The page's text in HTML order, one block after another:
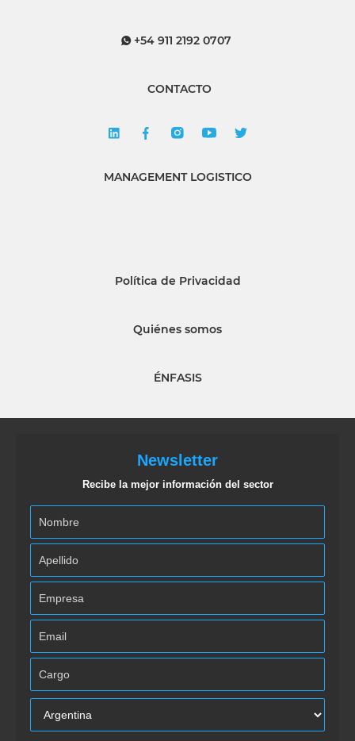
+54 911 2192 0707
CONTACTO
MANAGEMENT LOGISTICO
Política de Privacidad
Quiénes somos
ÉNFASIS
Newsletter
Recibe la mejor información del sector